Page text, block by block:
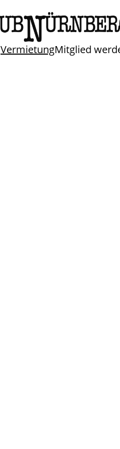
VermietungMitglied